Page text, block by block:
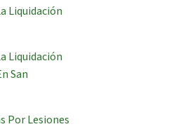
Liquidación
Liquidación
San
Por Lesiones